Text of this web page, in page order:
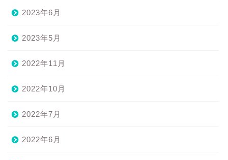
2023年6月
2023年5月
2022年11月
2022年10月
2022年7月
2022年6月